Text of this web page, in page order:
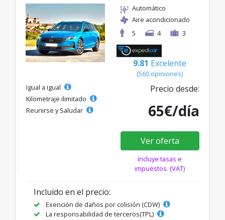
Automático
Aire acondicionado
5
4 3
9.81 Excelente
(560 opiniones)
Igual a igual
Kilometraje ilimitado
Reunirse y Saludar
Precio desde:
65€/día
Ver oferta
Incluye tasas e
impuestos. (VAT)
Incluido en el precio:
Exención de daños por colisión (CDW)
La responsabilidad de terceros(TPL)